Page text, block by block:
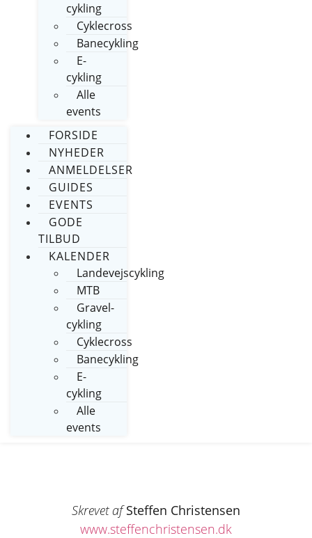
cykling
Cyklecross
Banecykling
E-
cykling
Alle
events
FORSIDE
NYHEDER
ANMELDELSER
GUIDES
EVENTS
GODE
TILBUD
KALENDER
Landevejscykling
MTB
Gravel-
cykling
Cyklecross
Banecykling
E-
cykling
Alle
events
Skrevet afSteffen Christensen
www.steffenchristensen.dk